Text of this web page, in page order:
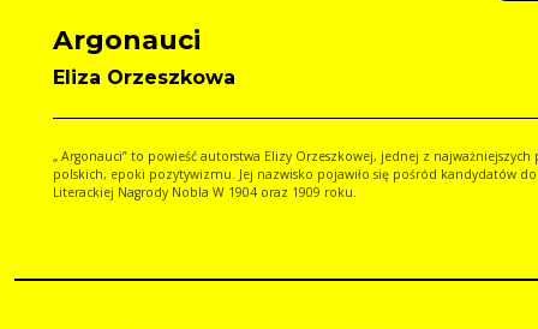
Argonauci
Eliza Orzeszkowa
„ Argonauci” to powieść autorstwa Elizy Orzeszkowej, jednej z najważniejszych
polskich, epoki pozytywizmu. Jej nazwisko pojawiło się pośród kandydatów do
Literackiej Nagrody Nobla W 1904 oraz 1909 roku.